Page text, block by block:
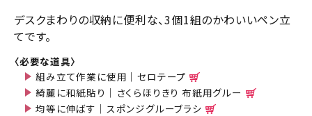
meeting_room ログイン
デスクまわりの収納に便利な、3個1組のかわいいペン立
てです。
〈必要な道具〉
組み立て作業に使用｜セロテープ
綺麗に和紙貼り｜さくらほりきり 布紙用グルー
均等に伸ばす｜スポンジグルーブラシ